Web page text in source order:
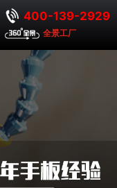
400-139-2929
全景工厂